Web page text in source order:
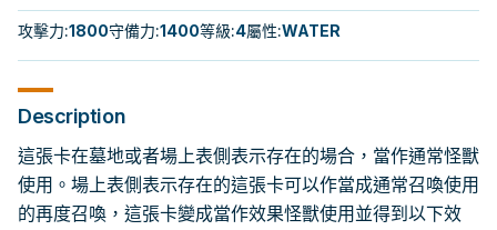
攻擊力:1800守備力:1400等級:4屬性:WATER
Description
這張卡在墓地或者場上表側表示存在的場合，當作通常怪獸
使用。場上表側表示存在的這張卡可以作當成通常召喚使用
的再度召喚，這張卡變成當作效果怪獸使用並得到以下效